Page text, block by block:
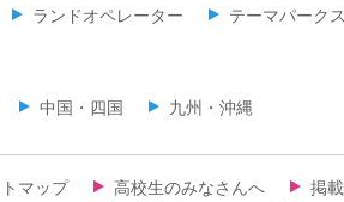
ランドオペレーター テーマパーク
中国・四国 九州・沖縄
マップ 高校生のみなさんへ
掲